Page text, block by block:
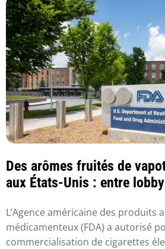
Des arômes fruités de
aux États-Unis : entre
L’Agence américaine des produits
médicamenteux (FDA) a autorisé
commercialisation de cigarettes